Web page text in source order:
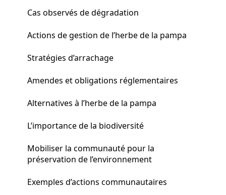
Cas observés de dégradation
Actions de gestion de l’herbe de la pampa
Stratégies d’arrachage
Amendes et obligations réglementaires
Alternatives à l’herbe de la pampa
L’importance de la biodiversité
Mobiliser la communauté pour la
préservation de l’environnement
Exemples d’actions communautaires